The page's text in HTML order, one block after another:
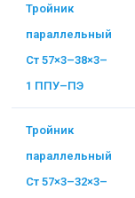
Тройник
параллельный
Ст 57×3–38×3–
1 ППУ–ПЭ
Тройник
параллельный
Ст 57×3–32×3–